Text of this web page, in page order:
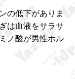
の低下がありま
は血液をサラサ
ノ酸が男性ホル